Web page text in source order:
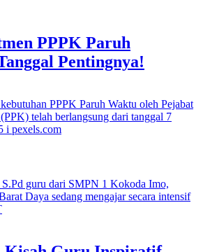
PPPK Paruh
Pentingnya!